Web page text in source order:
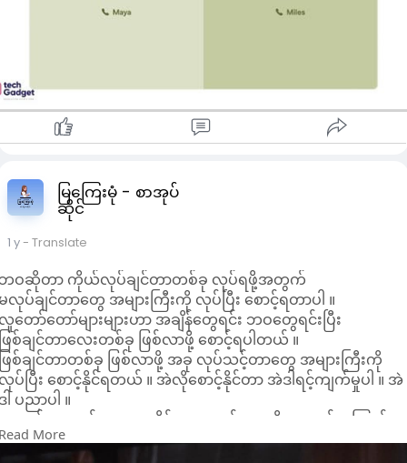
အနေနဲ့ Session တစ်ခုကို မိနစ် (၂၀) လောက်စမ်းလို့ရမယ်။
ကားပြောမယ့် AI Model တွေကို ယောက်ျားလေးကို Miles နဲ့
န်းကလေးကို Maya လို့ နာမည်ပေးထားတယ်။ သူတို့နဲ့ ဖုန်းပြော
လို စကားပြော၊ မေးချင်တာတွေမေးလို့ရမယ်။
တာကို တန်းသိနိုင်မှာပါ - ကိုယ်တိုင်မစမ်းခင် Sesame ကနေ AI နဲ့
တူပဲ လူတစ်ယောက်က ပြောနေသလို ခံစားရအောင်
Speech Model (CSM) ကို အဓိကအသုံးပြု
ားတယ်။ ဒီ CSM AI Model အတွက် နာရီပေါင်း ၁ သန်းကျော်
ပိုင်းတွေရှိတယ်။
ါက Sesame AI ကို သုံးနေတဲ့အချိန်မှာ AI မဟုတ်ပဲ တကယ့်
သားတစ်ယောက်လို့ ထင်ရစေဖို့ Voice Presence ရှိနေအောင်
ပေးထားတာတွေရှိတယ်။ ဒါတွေက Emotional Intelligence -
ကားပြောနေတဲ့သူရဲ့ အသံအနေအထားကို ကြည့်ပြီး
တ်အခြေအနေကို ခန့်မှန်းနိုင်တယ်၊ Conversational Dynamics
လူတစ်ယောက်က စကားပြောနေသလို အသံအနိမ့်အမြင့်၊ ခတ္တ
သက်ရှုဖို့ နားတာတွေ၊ စကားဖြတ်ပြောတာတွေကို လုပ်နိုင်မယ်၊
Awareness - စကားပြောနေတဲ့ Topic အပေါ်မှုတည်
မြကြေးမုံ - စာအုပ်
ဆိုင်
1 y- Translate
ဝဆိုတာ ကိုယ်လုပ်ချင်တာတစ်ခု လုပ်ရဖို့အတွက်
လုပ်ချင်တာတွေ အများကြီးကို လုပ်ပြီး စောင့်ရတာပါ ။
တော်တော်များများဟာ အချိန်တွေရင်း ဘဝတွေရင်းပြီး
ြစ်ချင်တာလေးတစ်ခု ဖြစ်လာဖို့ စောင့်ရပါတယ် ။
ြစ်ချင်တာတစ်ခု ဖြစ်လာဖို့ အခု လုပ်သင့်တာတွေ အများကြီးကို
ပ်ပြီး စောင့်နိုင်ရတယ် ။ အဲလိုစောင့်နိုင်တာ အဲဒါရင့်ကျက်မှုပါ ။ အဲ
ါ ပညာပါ ။
ျေနပ်စရာတစ်ခု မတွေ့တိုင်း မကျေနပ်စရာကို ရအောင်ရှာကြည့်
ာ လူ့သဘာဝပါ ။ အကြောင်းမသိရင်တော့ အဲဒါ ငါ့စိတ်ပဲ ငါအစစ်ပဲ
More